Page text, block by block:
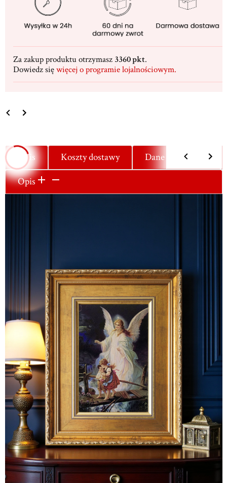
Za zakup produktu otrzymasz 3360 pkt.
Dowiedz sięwięcej o programie lojalnościowym.
Opis Koszty dostawy
Dane techniczne
Opis